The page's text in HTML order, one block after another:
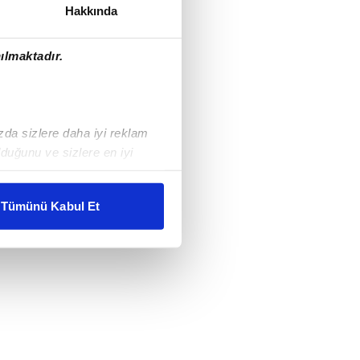
Hakkında
sizlere daha iyi reklam
ve sizlere en iyi
gösterilmeyecektir."
kullanılmaktadır. Bu
sunulması
ve sizlere yönelik
Tümünü Kabul Et